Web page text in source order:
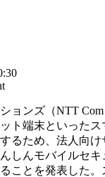
ョンズ（NTT
ト端末といった
るため、法人向け
しんモバイルセキ
ことを発表した